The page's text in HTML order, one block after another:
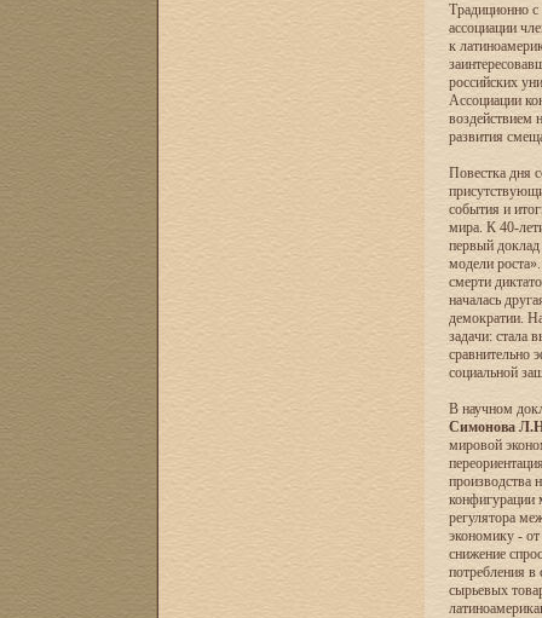
Традиционно
ассоциации
к
российских
Ассоциации
воздействием
развития
Повестка дня
события и
мира. К 40-
первый доклад
модели
смерти
началась
демократии.
задачи: стала
сравнительно
социальной
В научном
Симонова
мировой
производства
конфигурации
регулятора
экономику -
снижение
потребления в
сырьевых